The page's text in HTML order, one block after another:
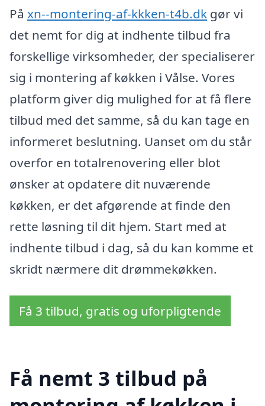
På xn--montering-af-kkken-t4b.dk gør vi
det nemt for dig at indhente tilbud fra
forskellige virksomheder, der specialiserer
sig i montering af køkken i Vålse. Vores
platform giver dig mulighed for at få flere
tilbud med det samme, så du kan tage en
informeret beslutning. Uanset om du står
overfor en totalrenovering eller blot
ønsker at opdatere dit nuværende
køkken, er det afgørende at finde den
rette løsning til dit hjem. Start med at
indhente tilbud i dag, så du kan komme et
skridt nærmere dit drømmekøkken.
Få 3 tilbud, gratis og uforpligtende
Få nemt 3 tilbud på